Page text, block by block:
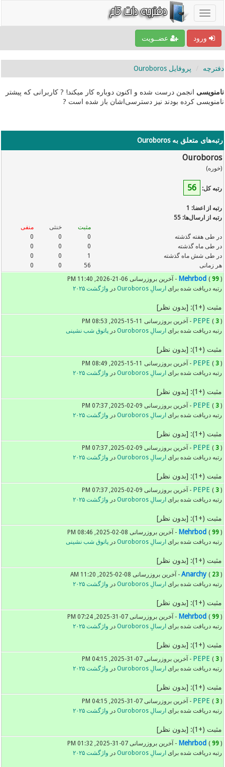
ورود عضــویت
دفترچه پروفایل Ouroboros
نامنویسی انجمن درست شده و اکنون دوباره کار میکند! ? کاربرانی که پیشتر
نامنویسی کرده بودند نیز دسترسی‌اشان باز شده است ?
رتبه‌های متعلق به Ouroboros
Ouroboros
(خوره)
رتبه کل: 56
رتبه از اعضا: 1
رتبه از ارسال‌ها: 55
مثبت
خنثی
منفی
در طی هفته گذشته
0
0
0
در طی ماه گذشته
0
0
0
در طی شش ماه گذشته
1
0
0
هر زمانی
56
0
0
Mehrbod ( 99) - آخرین بروزرسانی 06-21-2026, 11:40 PM
رتبه دریافت شده برای ارسالِ Ouroboros در واژگشت ۲۰۲۵
مثبت (+1): [بدون نظر]
PEPE ( 3) - آخرین بروزرسانی 11-15-2025, 08:53 PM
رتبه دریافت شده برای ارسالِ Ouroboros درپاتوق شب نشینی
مثبت (+1): [بدون نظر]
PEPE ( 3) - آخرین بروزرسانی 11-15-2025, 08:49 PM
رتبه دریافت شده برای ارسالِ Ouroboros در واژگشت ۲۰۲۵
مثبت (+1): [بدون نظر]
PEPE ( 3) - آخرین بروزرسانی 09-02-2025, 07:37 PM
رتبه دریافت شده برای ارسالِ Ouroboros در واژگشت ۲۰۲۵
مثبت (+1): [بدون نظر]
PEPE ( 3) - آخرین بروزرسانی 09-02-2025, 07:37 PM
رتبه دریافت شده برای ارسالِ Ouroboros در واژگشت ۲۰۲۵
مثبت (+1): [بدون نظر]
PEPE ( 3) - آخرین بروزرسانی 09-02-2025, 07:37 PM
رتبه دریافت شده برای ارسالِ Ouroboros در واژگشت ۲۰۲۵
مثبت (+1): [بدون نظر]
Mehrbod ( 99) - آخرین بروزرسانی 08-02-2025, 08:46 PM
رتبه دریافت شده برای ارسالِ Ouroboros درپاتوق شب نشینی
مثبت (+1): [بدون نظر]
Anarchy ( 23) - آخرین بروزرسانی 08-02-2025, 11:20 AM
رتبه دریافت شده برای ارسالِ Ouroboros در واژگشت ۲۰۲۵
مثبت (+1): [بدون نظر]
Mehrbod ( 99) - آخرین بروزرسانی 07-31-2025, 07:24 PM
رتبه دریافت شده برای ارسالِ Ouroboros در واژگشت ۲۰۲۵
مثبت (+1): [بدون نظر]
PEPE ( 3) - آخرین بروزرسانی 07-31-2025, 04:15 PM
رتبه دریافت شده برای ارسالِ Ouroboros در واژگشت ۲۰۲۵
مثبت (+1): [بدون نظر]
PEPE ( 3) - آخرین بروزرسانی 07-31-2025, 04:15 PM
رتبه دریافت شده برای ارسالِ Ouroboros در واژگشت ۲۰۲۵
مثبت (+1): [بدون نظر]
Mehrbod ( 99) - آخرین بروزرسانی 07-31-2025, 01:32 PM
رتبه دریافت شده برای ارسالِ Ouroboros در واژگشت ۲۰۲۵